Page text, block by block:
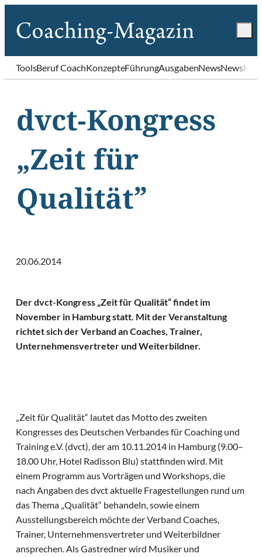
ToolsBeruf CoachKonzepteFührungAusgabenNews
dvct-Kongress
„Zeit für
Qualität”
20.06.2014
Der dvct-Kongress „Zeit für Qualität“ findet im
November in Hamburg statt. Mit der Veranstaltung
richtet sich der Verband an Coaches, Trainer,
Unternehmensvertreter und Weiterbildner.
„Zeit für Qualität“ lautet das Motto des zweiten
Kongresses des Deutschen Verbandes für Coaching und
Training e.V. (dvct), der am 10.11.2014 in Hamburg (9.00–
18.00 Uhr, Hotel Radisson Blu) stattfinden wird. Mit
einem Programm aus Vorträgen und Workshops, die
nach Angaben des dvct aktuelle Fragestellungen rund um
das Thema „Qualität“ behandeln, sowie einem
Ausstellungsbereich möchte der Verband Coaches,
Trainer, Unternehmensvertreter und Weiterbildner
ansprechen. Als Gastredner wird Musiker und